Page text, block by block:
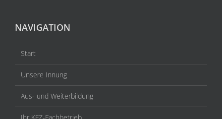
NAVIGATION
Start
Unsere Innung
Aus- und Weiterbildung